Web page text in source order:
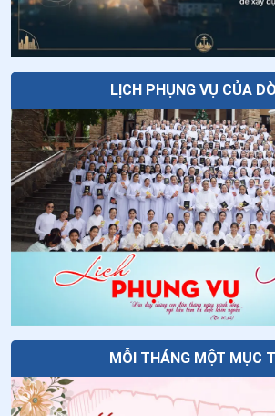
31
Ngày 29/5 - Chân phước Ghi-giôm
tử đạo
Ngày 28/5 - Chân phước Ma-ri-a
nhê-xi
33.Ngày 27/5 - Chân phước An-rê
34.Ngày 26/5 - Thánh Henare Minh
35.Ngày 21/5-Chân phước Gia Thịnh
Ngày 21/5-Chân phước Cô-lum-ba
Ngày 19/5 Thánh Phan-xi-cô Côn-
Ngày 15/5-Chân phước Gi-lê Vơ-
40.Ngày 14/5-Chân phước An-rê A-
LỊCH PHỤNG VỤ CỦA
MỖI THÁNG MỘT MỤC